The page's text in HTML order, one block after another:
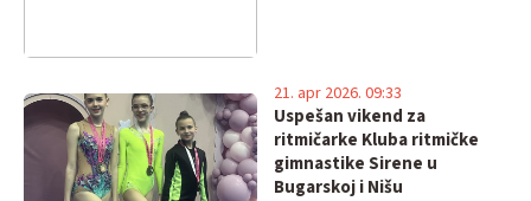
Uspešan vikend za
ritmičarke Kluba ritmičke
gimnastike Sirene u
Bugarskoj i Nišu
21. apr 2026. 09:33